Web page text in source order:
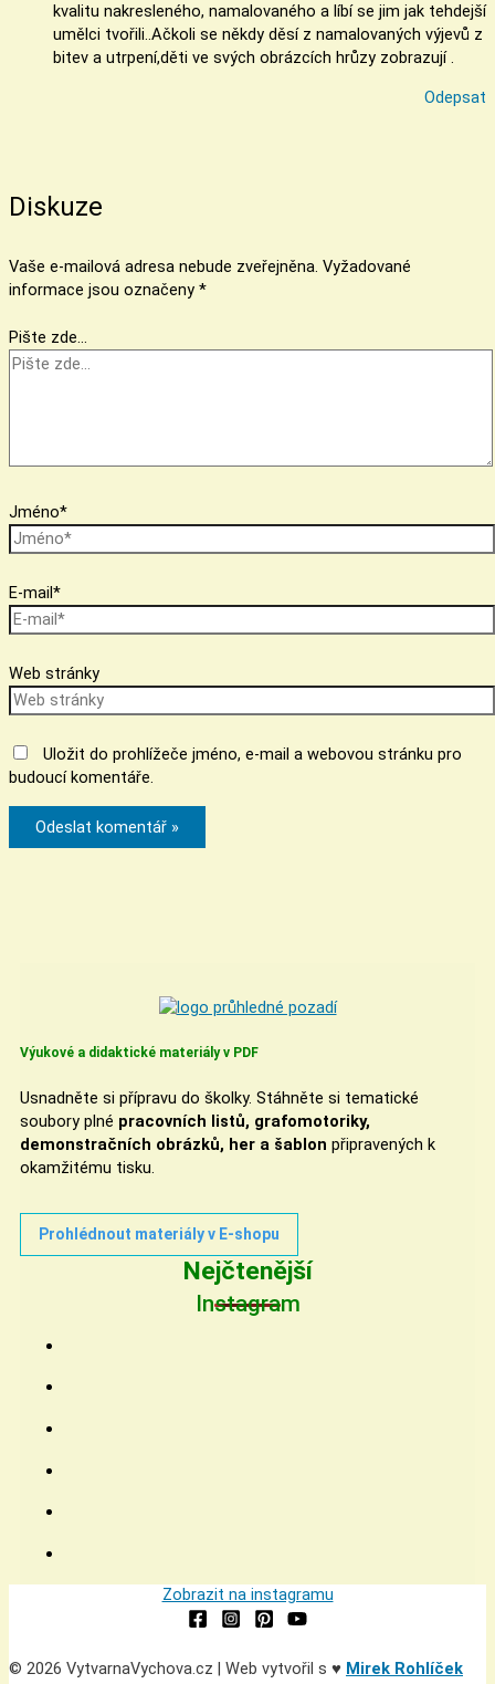
kvalitu nakresleného, namalovaného a líbí se jim jak tehdejší
umělci tvořili..Ačkoli se někdy děsí z namalovaných výjevů z
bitev a utrpení,děti ve svých obrázcích hrůzy zobrazují .
Odepsat
Diskuze
Vaše e-mailová adresa nebude zveřejněna. Vyžadované
informace jsou označeny *
Pište zde…
Jméno*
E-mail*
Web stránky
Uložit do prohlížeče jméno, e-mail a webovou stránku pro
budoucí komentáře.
Výukové a didaktické materiály v PDF
Usnadněte si přípravu do školky. Stáhněte si tematické
soubory plné pracovních listů, grafomotoriky,
demonstračních obrázků, her a šablon připravených k
okamžitému tisku.
Prohlédnout materiály v E-shopu
Nejčtenější
Instagram
Zobrazit na instagramu
© 2026 VytvarnaVychova.cz | Web vytvořil s ♥ Mirek Rohlíček